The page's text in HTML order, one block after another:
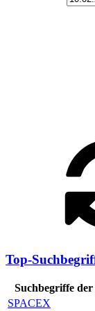
Top-
Suchbegriffe der
SPACEX